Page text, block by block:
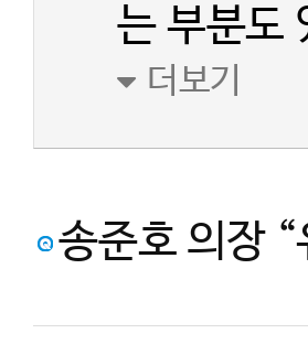
는 부분도
더보기
송준호 의장 “유